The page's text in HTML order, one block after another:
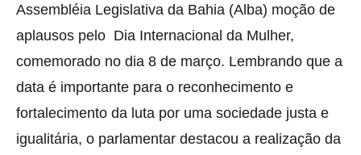
Assembléia Legislativa da Bahia (Alba) moção de
aplausos pelo Dia Internacional da Mulher,
comemorado no dia 8 de março. Lembrando que a
data é importante para o reconhecimento e
fortalecimento da luta por uma sociedade justa e
igualitária, o parlamentar destacou a realização da